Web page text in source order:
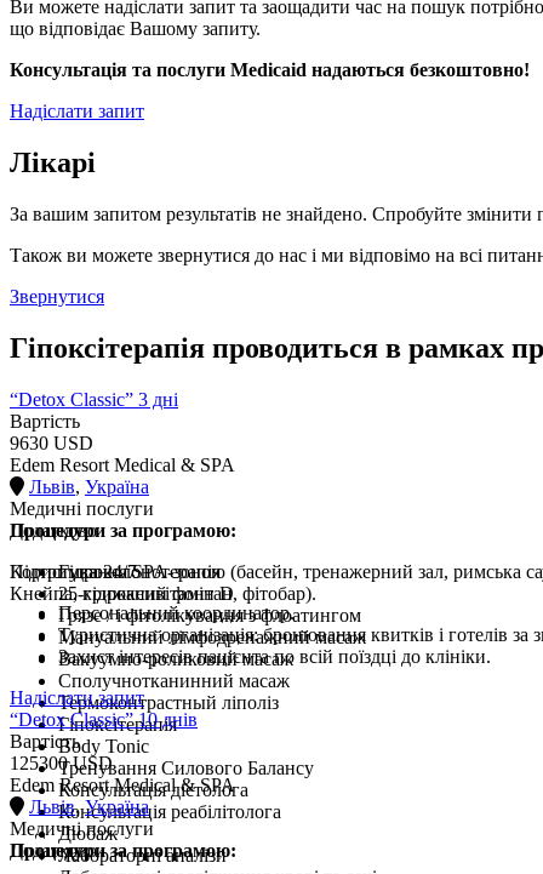
Ви можете надіслати запит та заощадити час на пошук
що відповідає Вашому запиту.
Консультація та послуги Medicaid надаються безкоштовно!
Надіслати запит
Лікарі
За вашим запитом результатів не знайдено. Спробуйте
Також ви можете звернутися до нас і ми відповімо на всі
Звернутися
Гіпоксітерапія проводиться в рамках
“Detox Classic” 3 дні
Вартість
9630 USD
Edem Resort Medical & SPA
Львів, Україна
Медичні послуги
Процедури за програмою:
Гідроколонотерапія
25-гідроксивітамін D
Грязе / і фітолікування з флоатингом
Мануальний лімфодренажний масаж
Вакуумно-роликовий масаж
Сполучнотканинний масаж
Термоконтрастный ліполіз
Гіпоксітерапія
Body Tonic
Тренування Силового Балансу
Консультація дієтолога
Консультація реабілітолога
Дюбаж
Лабораторні аналізи
Додатково
Користування SPA-зоною (басейн, тренажерний зал, римська
Кнейпа, крижаний фонтан, фітобар).
Підтримка 24/7
Персональний координатор.
Туристична організація: бронювання квитків і готелів
Захист інтересів пацієнта по всій поїздці до клініки.
Надіслати запит
“Detox Classic” 10 днів
Вартість
125300 USD
Edem Resort Medical & SPA
Львів,Україна
Медичні послуги
Процедури за програмою:
Додатково